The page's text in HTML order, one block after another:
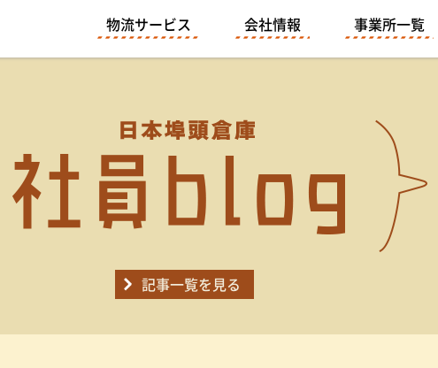
物流サービス 会社情報 事業所一覧
記事一覧を見る